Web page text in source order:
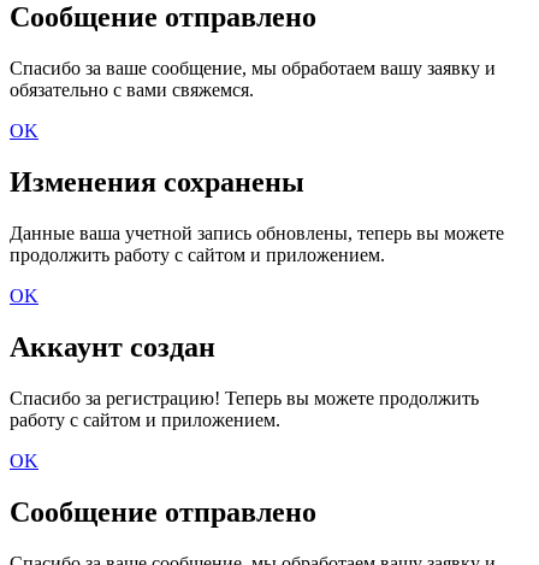
Сообщение отправлено
Спасибо за ваше сообщение, мы обработаем вашу заявку и
обязательно с вами свяжемся.
OK
Изменения сохранены
Данные ваша учетной запись обновлены, теперь вы можете
продолжить работу с сайтом и приложением.
OK
Аккаунт создан
Спасибо за регистрацию! Теперь вы можете продолжить
работу с сайтом и приложением.
OK
Сообщение отправлено